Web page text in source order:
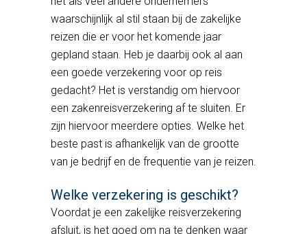
waarschijnlijk al stil staan bij de zakelijke
reizen die er voor het komende jaar
gepland staan. Heb je daarbij ook al aan
een goede verzekering voor op reis
gedacht? Het is verstandig om hiervoor
een zakenreisverzekering af te sluiten. Er
zijn hiervoor meerdere opties. Welke het
beste past is afhankelijk van de grootte
van je bedrijf en de frequentie van je reizen.
Welke verzekering is geschikt?
Voordat je een zakelijke reisverzekering
afsluit, is het goed om na te denken waar